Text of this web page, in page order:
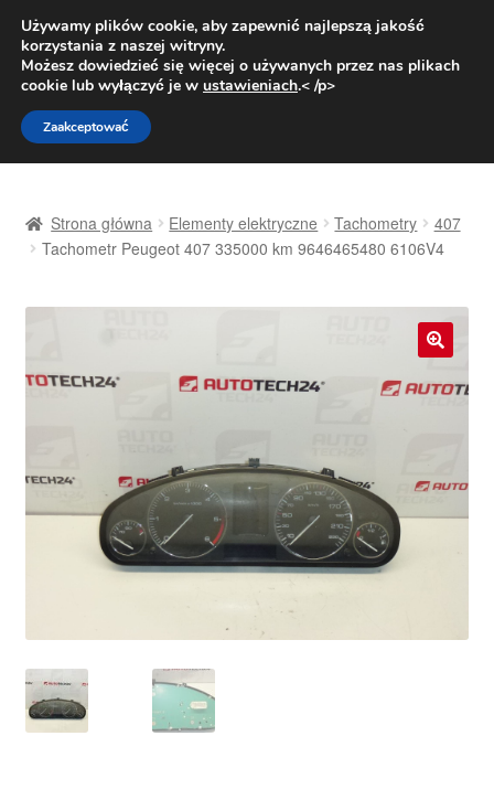
DOSTAWA od 31 zł
Pn.-pt. 9:00-16:00800 003 167
Przejdź
do
nawigacji
Przejdź
do
treści
Dostawa
O nas
Płatności
Skarga
Strona główna Elementy elektryczne Tachometry
407
Tachometr Peugeot 407 335000 km 9646465480 6106V4
Używamy plików cookie, aby zapewnić najlepszą jakość
korzystania z naszej witryny.
Możesz dowiedzieć się więcej o używanych przez nas plikach
cookie lub wyłączyć je w ustawieniach.< /p>
Zaakceptować